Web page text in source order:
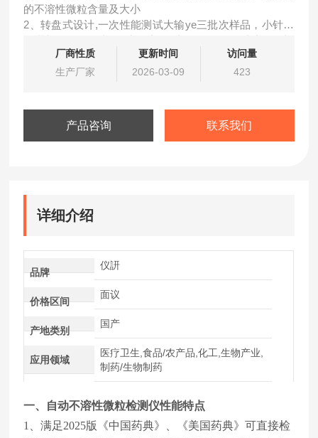
的不溶性微粒含量及大小
2、转盘式设计,一次性能测试大输ye三批次样品，小针剂
品的频率，仪器能自动测试打印计算出所需的结果。
3、透明防尘罩，便于观察样品杯的情况。
厂商性质
生产厂家
更新时间
2026-03-09
访问量
423
产品咨询 联系我们
详细介绍
品牌
仪訮
价格区间
面议
产地类别
国产
应用领域
医疗卫生,食品/农产品,化工,生物产业,
制药/生物制药
一、 自动不溶性微粒检测仪性能特点
1、满足2025版《中国药典》、《美国药典》可直接检